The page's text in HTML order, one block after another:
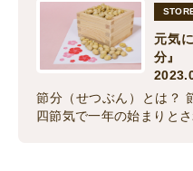
元気
分』
節分（せつぶん）とは？
四節気で一年の始まりと